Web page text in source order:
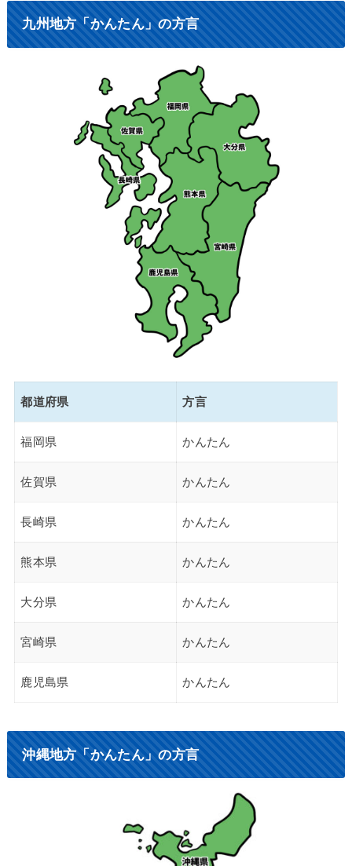
九州地方「かんたん」の方言
都道府県 方言
福岡県 かんたん
佐賀県 かんたん
長崎県 かんたん
熊本県 かんたん
大分県 かんたん
宮崎県 かんたん
鹿児島県 かんたん
沖縄地方「かんたん」の方言